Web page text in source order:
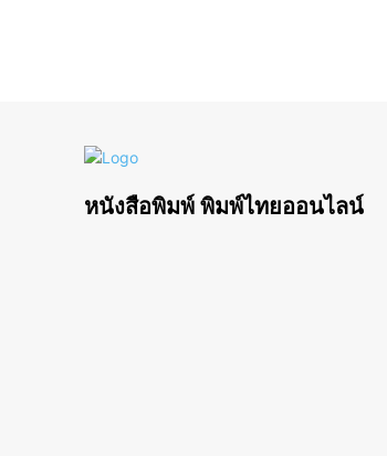
หนังสือพิมพ์ พิมพ์ไทยออนไลน์